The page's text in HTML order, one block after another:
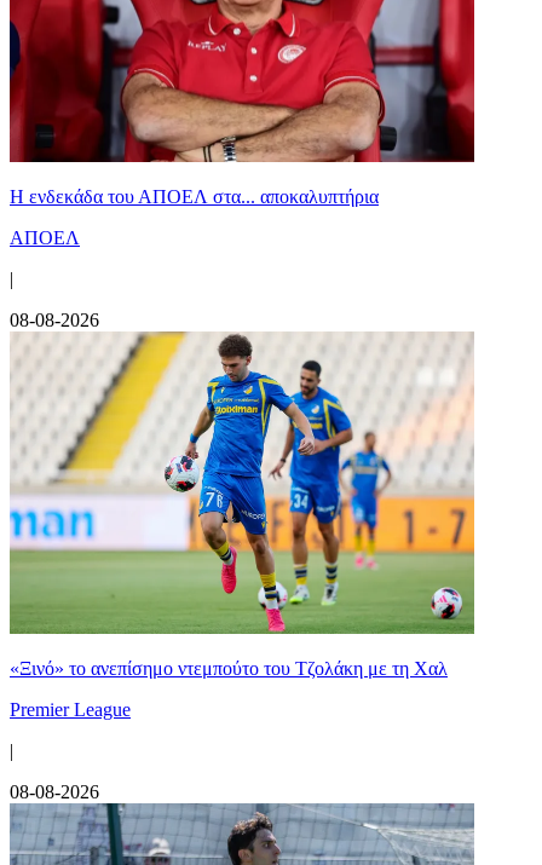
Η ενδεκάδα του ΑΠΟΕΛ στα... αποκαλυπτήρια
ΑΠΟΕΛ
|
08-08-2026
«Ξινό» το ανεπίσημο ντεμπούτο του Τζολάκη με τη Χαλ
Premier League
|
08-08-2026